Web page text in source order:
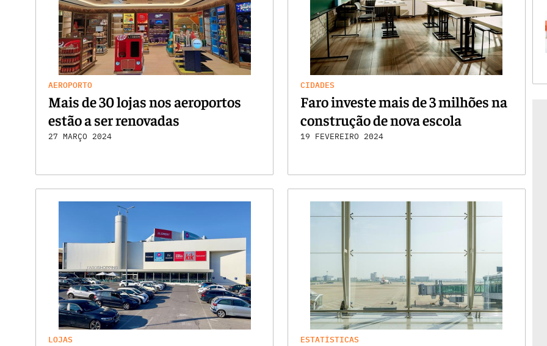
AEROPORTO
Mais de 30 lojas nos aeroportos
estão a ser renovadas
27 MARÇO 2024
CIDADES
Faro investe mais de 3 milhões na
construção de nova escola
19 FEVEREIRO 2024
LOJAS ESTATÍSTICAS